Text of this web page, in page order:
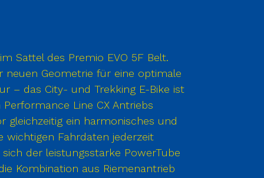
Sattel des Premio EVO 5F Belt.
Geometrie für eine optimale
– das City- und Trekking E-Bike ist
Line CX Antriebs
gleichzeitig ein harmonisches und
wichtigen Fahrdaten jederzeit
der leistungsstarke PowerTube
Kombination aus Riemenantrieb